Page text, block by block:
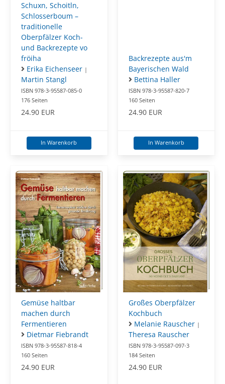
Schuxn, Schoitln,
Schlosserboum –
traditionelle
Oberpfälzer Koch-
und Backrezepte vo
fröiha
Erika Eichenseer |
Martin Stangl
ISBN 978-3-95587-085-0
176 Seiten
24.90 EUR
In Warenkorb
Backrezepte aus'm
Bayerischen Wald
Bettina Haller
ISBN 978-3-95587-820-7
160 Seiten
24.90 EUR
In Warenkorb
Gemüse haltbar
machen durch
Fermentieren
Dietmar Fiebrandt
ISBN 978-3-95587-818-4
160 Seiten
24.90 EUR
Großes Oberpfälzer
Kochbuch
Melanie Rauscher |
Theresa Rauscher
ISBN 978-3-95587-097-3
184 Seiten
24.90 EUR